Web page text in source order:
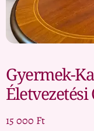
Gyermek-
Életvezetési
15 000 Ft